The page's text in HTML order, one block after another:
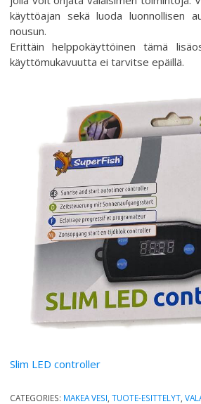
käyttöajan sekä luoda luonnollisen
nousun.
Erittäin helppokäyttöinen tämä
käyttömukavuutta ei tarvitse epäillä.
Slim LED controller
CATEGORIES: MAKEA VESI ,TUOTE-ESITTELYT ,